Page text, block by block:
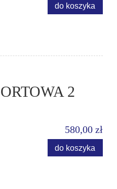
do koszyka
2
580,00 zł
do koszyka